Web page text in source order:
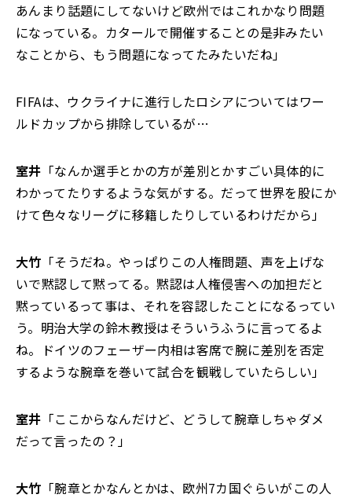
あんまり話題にしてないけど欧州ではこれかなり問題
になっている。カタールで開催することの是非みたい
なことから、もう問題になってたみたいだね」
FIFAは、ウクライナに進行したロシアについてはワー
ルドカップから排除しているが…
室井 「なんか選手とかの方が差別とかすごい具体的に
わかってたりするような気がする。だって世界を股にか
けて色々なリーグに移籍したりしているわけだから」
大竹 「そうだね。やっぱりこの人権問題、声を上げな
いで黙認して黙ってる。黙認は人権侵害への加担だと
黙っているって事は、それを容認したことになるってい
う。明治大学の鈴木教授はそういうふうに言ってるよ
ね。ドイツのフェーザー内相は客席で腕に差別を否定
するような腕章を巻いて試合を観戦していたらしい」
室井 「ここからなんだけど、どうして腕章しちゃダメ
だって言ったの？」
大竹 「腕章とかなんとかは、欧州7カ国ぐらいがこの人